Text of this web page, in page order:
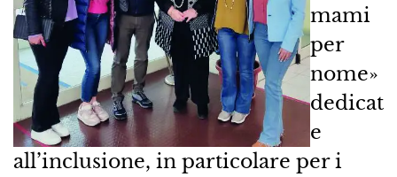
mami
per
nome»
dedicat
e
all’inclusione, in particolare per i